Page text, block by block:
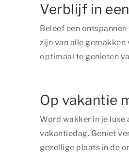
Verblijf in
Beleef een
zijn van alle
optimaal te genieten
Op vakantie
Word wakker in je
vakantiedag. Geniet
gezellige plaats in de